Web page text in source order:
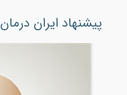
پیشنهاد ایران درمان